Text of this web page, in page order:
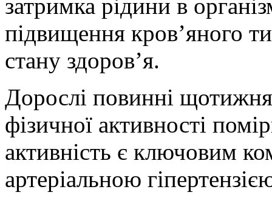
затримка рідини в
підвищення кров’яного
стану здоров’я.
Дорослі повинні
фізичної активності
активність є ключовим
артеріальною